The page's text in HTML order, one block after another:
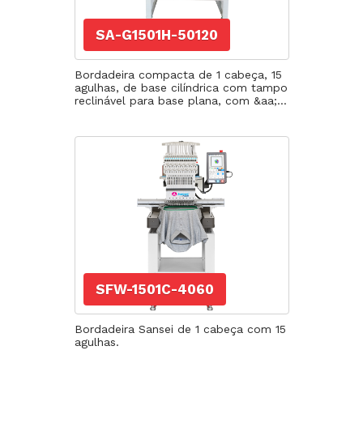
SA-G1501H-50120
Bordadeira compacta de 1 cabeça, 15
agulhas, de base cilíndrica com tampo
reclinável para base plana, com &aa;...
SFW-1501C-4060
Bordadeira Sansei de 1 cabeça com 15
agulhas.